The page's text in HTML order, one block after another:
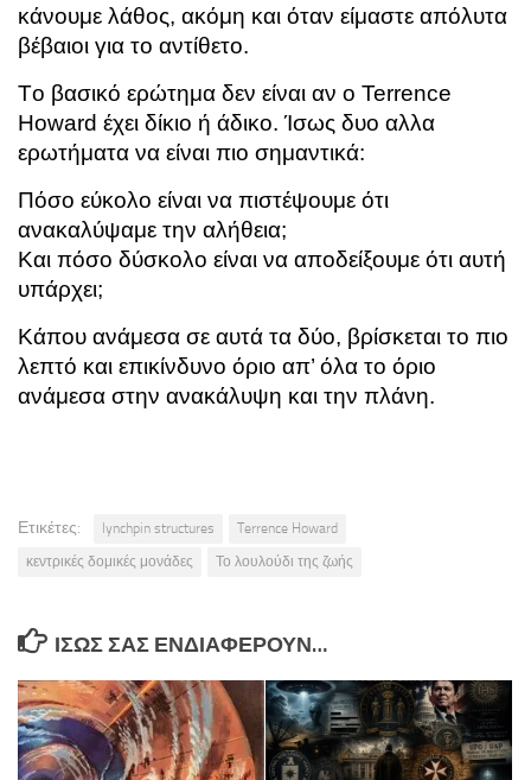
κάνουμε λάθος, ακόμη και όταν είμαστε απόλυτα
βέβαιοι για το αντίθετο.
Tο βασικό ερώτημα δεν είναι αν ο Terrence
Howard έχει δίκιο ή άδικο.Ίσως δυο αλλα
ερωτήματα να είναι πιο σημαντικά:
Πόσο εύκολο είναι να πιστέψουμε ότι
ανακαλύψαμε την αλήθεια;
Και πόσο δύσκολο είναι να αποδείξουμε ότι αυτή
υπάρχει;
Κάπου ανάμεσα σε αυτά τα δύο, βρίσκεται το πιο
λεπτό και επικίνδυνο όριο απ’ όλα το όριο
ανάμεσα στην ανακάλυψη και την πλάνη.
Ετικέτες: lynchpin structures
Terrence Howard
κεντρικές δομικές μονάδες
Το λουλούδι της ζωής
ΊΣΩΣ ΣΑΣ ΕΝΔΙΑΦΈΡΟΥΝ…